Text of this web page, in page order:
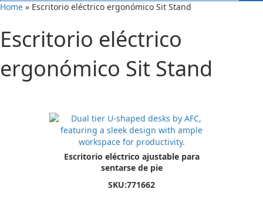
Home » Escritorio eléctrico ergonómico Sit Stand
Escritorio eléctrico
ergonómico Sit Stand
Escritorio eléctrico ajustable para
sentarse de pie
SKU:771662